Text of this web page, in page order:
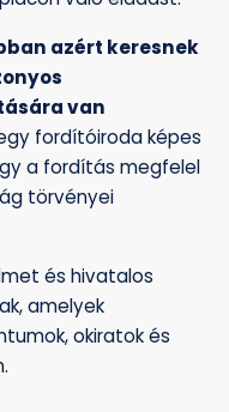
azért keresnek
van
fordítóiroda képes
a fordítás megfelel
törvényei
és hivatalos
amelyek
okiratok és